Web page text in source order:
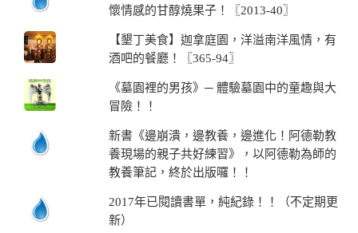
懷情感的甘醇燒果子！〖2013-40〗
【墾丁美食】迦拿庭園，洋溢南洋風情，有
酒吧的餐廳！〖365-94〗
《墓園裡的男孩》─ 體驗墓園中的童趣與大
冒險！！
新書《邊崩潰，邊教養，邊進化！阿德勒教
養現場的親子共好練習》，以阿德勒為師的
教養筆記，終於出版囉！！
2017年已閱讀書單，純紀錄！！（不定期更
新）